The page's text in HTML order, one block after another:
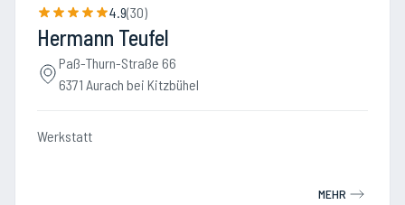
4.9(30)
Hermann Teufel
Paß-Thurn-Straße 66
6371 Aurach bei Kitzbühel
Werkstatt
MEHR